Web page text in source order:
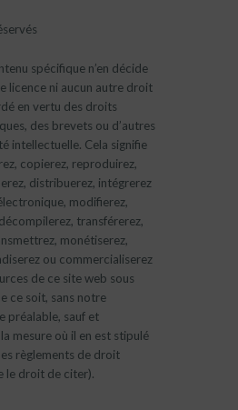
spécifique n’en décide
licence ni aucun autre droit
en vertu des droits
des brevets ou d’autres
intellectuelle. Cela signifie
copierez, reproduirez,
distribuerez, intégrerez
modifierez,
transférerez,
monétiserez,
ou commercialiserez
de ce site web sous
ce soit, sans notre
préalable, sauf et
mesure où il en est stipulé
règlements de droit
le droit de citer).